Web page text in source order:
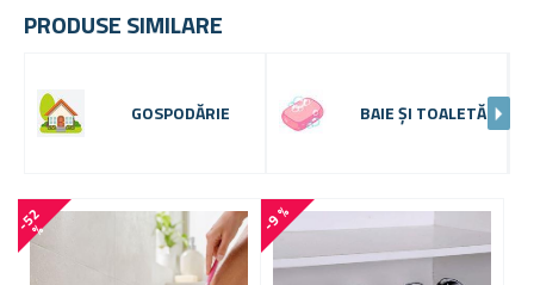
PRODUSE SIMILARE
GOSPODĂRIE BAIE ȘI TOALETĂ
-
5
2
% -9 %